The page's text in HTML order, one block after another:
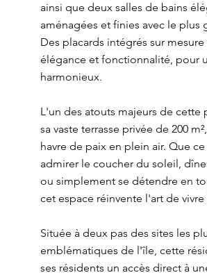
ainsi que deux salles de bains
aménagées et finies avec le plus
Des placards intégrés sur
élégance et fonctionnalité, pour
harmonieux.
L'un des atouts majeurs de cette
sa vaste terrasse privée de 200
havre de paix en plein air. Que
admirer le coucher du soleil,
ou simplement se détendre en
cet espace réinvente l'art de vivre
Située à deux pas des sites les
emblématiques de l'île, cette
ses résidents un accès direct à